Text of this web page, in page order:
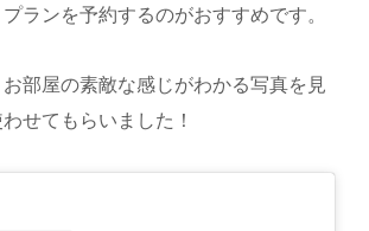
ランを予約するのがおすすめです。
部屋の素敵な感じがわかる写真を見
せてもらいました！